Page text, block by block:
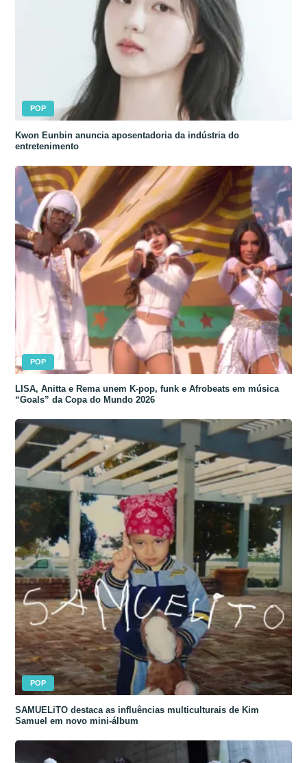
POP
Kwon Eunbin anuncia aposentadoria da indústria do
entretenimento
POP
LISA, Anitta e Rema unem K-pop, funk e Afrobeats em música
“Goals” da Copa do Mundo 2026
POP
SAMUELiTO destaca as influências multiculturais de Kim
Samuel em novo mini-álbum